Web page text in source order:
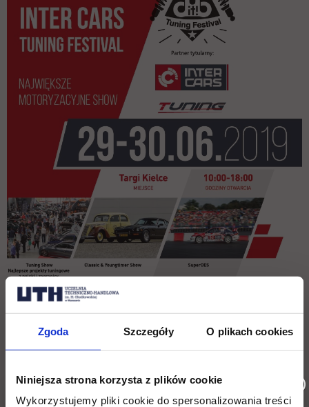
Zgoda Szczegóły O plikach cookies
Niniejsza strona korzysta z plików cookie
Wykorzystujemy pliki cookie do spersonalizowania treści
Lokacja: Targi Kielce